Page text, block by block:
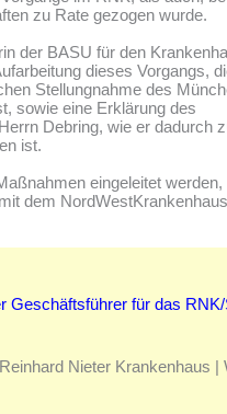
zu Rate gezogen wurde.
der BASU für den
dieses Vorgangs,
Stellungnahme des
sowie eine Erklärung des
Debring, wie er dadurch
ist.
eingeleitet
dem
Geschäftsführer für das
Nieter Krankenhaus |